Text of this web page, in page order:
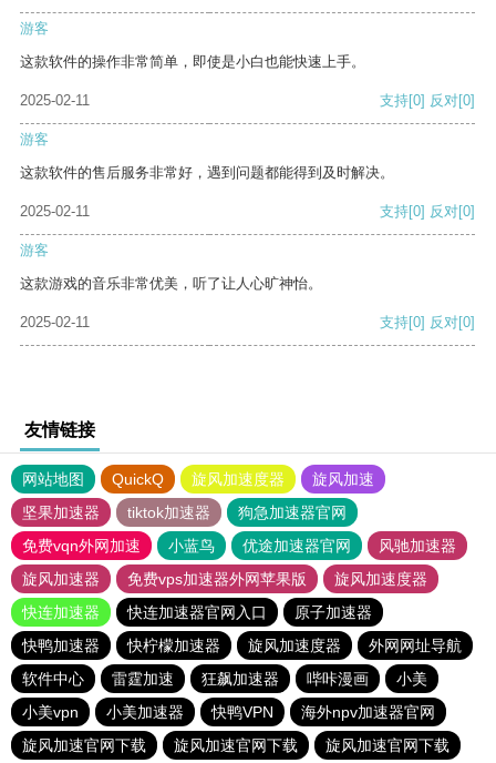
游客
这款软件的操作非常简单，即使是小白也能快速上手。
2025-02-11 支持[0] 反对[0]
游客
这款软件的售后服务非常好，遇到问题都能得到及时解决。
2025-02-11 支持[0] 反对[0]
游客
这款游戏的音乐非常优美，听了让人心旷神怡。
2025-02-11 支持[0] 反对[0]
友情链接
网站地图 QuickQ 旋风加速度器
旋风加速
坚果加速器
tiktok加速器
狗急加速器官网
免费vqn外网加速
小蓝鸟 优途加速器官网
风驰加速器
旋风加速器
免费vps加速器外网苹果版
旋风加速度器
快连加速器
快连加速器官网入口
原子加速器
快鸭加速器
快柠檬加速器 旋风加速度器
外网网址导航
软件中心
雷霆加速 狂飙加速器 哔咔漫画
小美
小美vpn
小美加速器 快鸭VPN
海外npv加速器官网
旋风加速官网下载
旋风加速官网下载 旋风加速官网下载